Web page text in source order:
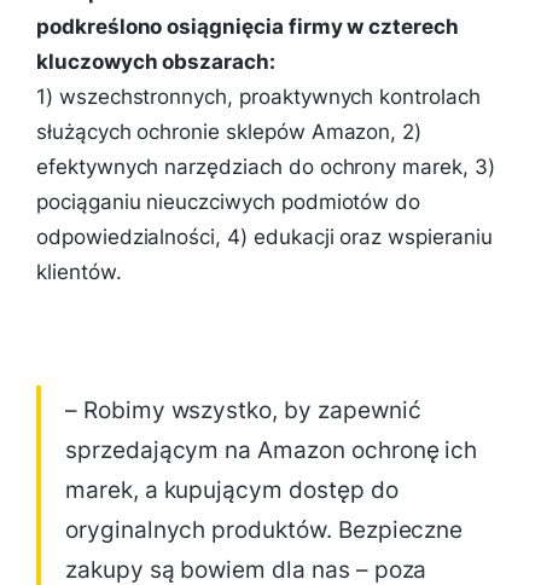
podkreślono osiągnięcia firmy w czterech
kluczowych obszarach:
1) wszechstronnych, proaktywnych kontrolach
służących ochronie sklepów Amazon, 2)
efektywnych narzędziach do ochrony marek, 3)
pociąganiu nieuczciwych podmiotów do
odpowiedzialności, 4) edukacji oraz wspieraniu
klientów.
– Robimy wszystko, by zapewnić
sprzedającym na Amazon ochronę ich
marek, a kupującym dostęp do
oryginalnych produktów. Bezpieczne
zakupy są bowiem dla nas – poza